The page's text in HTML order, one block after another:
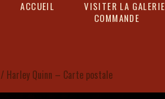
ACCUEIL VISITER LA GALERIE
COMMANDE
/ Harley Quinn – Carte postale